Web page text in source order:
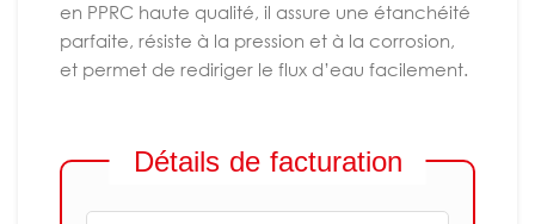
en PPRC haute qualité, il assure une étanchéité
parfaite, résiste à la pression et à la corrosion,
et permet de rediriger le flux d’eau facilement.
Détails de facturation